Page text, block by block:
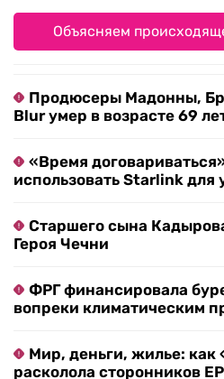
Объясняем
Продюсеры Мадонны,
Blur умер в возрасте 69
«Время
использовать Starlink для
Старшего сына
Героя Чечни
ФРГ финансировала
вопреки климатическим
Мир, деньги, жилье: как
расколола сторонников